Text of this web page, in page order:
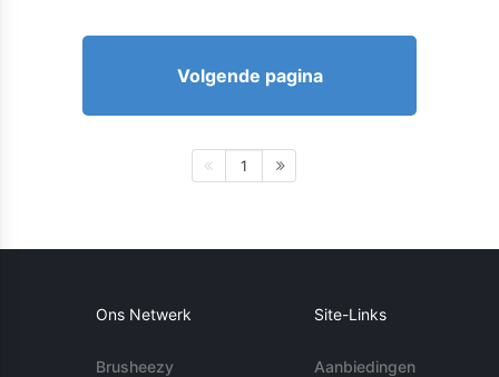
Volgende pagina
1
Ons Netwerk
Brusheezy
Site-Links
Aanbiedingen